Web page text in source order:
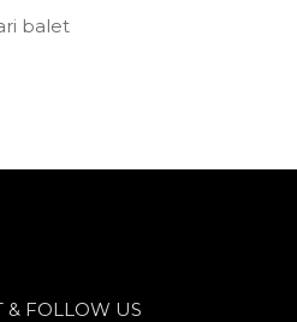
balet
& FOLLOW US